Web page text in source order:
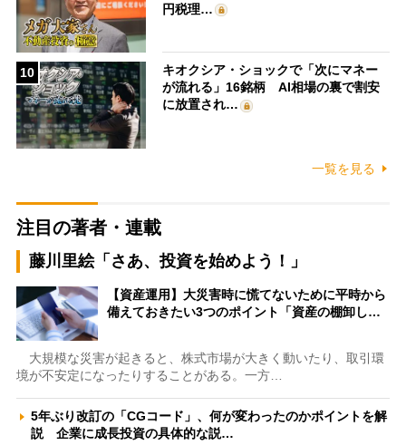
円税理…
10
キオクシア・ショックで「次にマネー
が流れる」16銘柄 AI相場の裏で割安
に放置され…
一覧を見る
注目の著者・連載
藤川里絵「さあ、投資を始めよう！」
【資産運用】大災害時に慌てないために平時から
備えておきたい3つのポイント「資産の棚卸し…
大規模な災害が起きると、株式市場が大きく動いたり、取引環
境が不安定になったりすることがある。一方…
5年ぶり改訂の「CGコード」、何が変わったのかポイントを解
説 企業に成長投資の具体的な説…